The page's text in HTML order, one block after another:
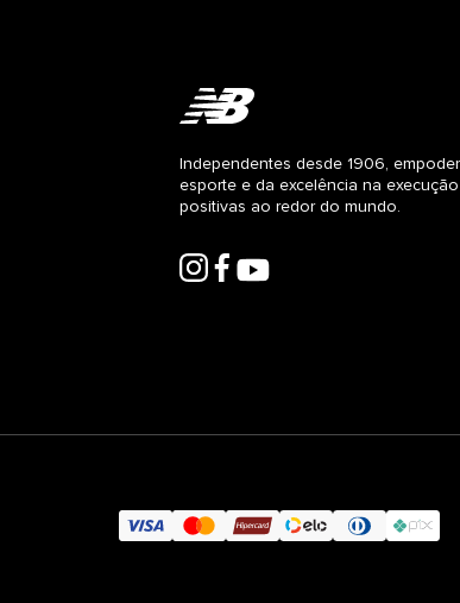
Independentes desde 1906,
esporte e da excelência na
positivas ao redor do mundo.